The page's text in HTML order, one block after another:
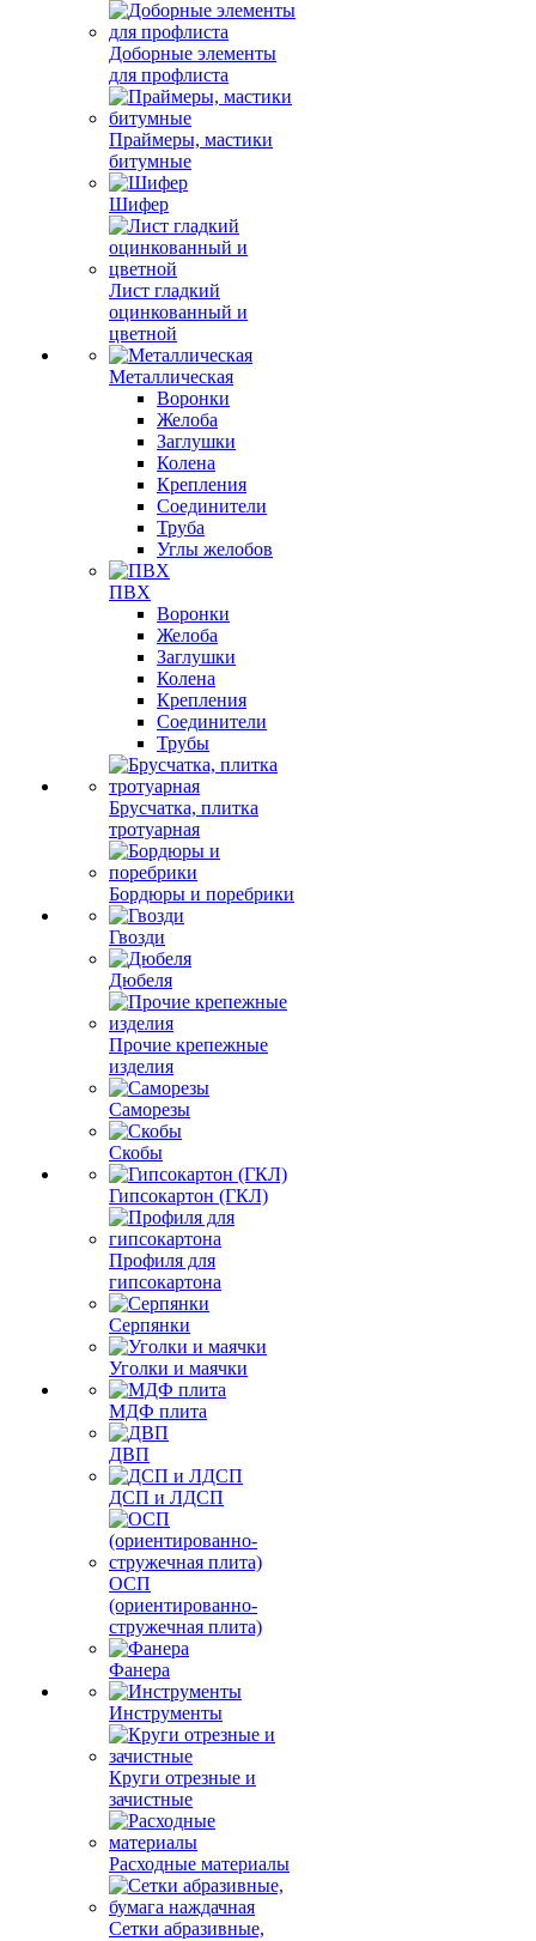
Доборные элементы
для профлиста
Праймеры, мастики
битумные
Шифер
Лист гладкий
оцинкованный и
цветной
Металлическая
Воронки
Желоба
Заглушки
Колена
Крепления
Соединители
Труба
Углы желобов
ПВХ
Воронки
Желоба
Заглушки
Колена
Крепления
Соединители
Трубы
Брусчатка, плитка
тротуарная
Бордюры и поребрики
Гвозди
Дюбеля
Прочие крепежные
изделия
Саморезы
Скобы
Гипсокартон (ГКЛ)
Профиля для
гипсокартона
Серпянки
Уголки и маячки
МДФ плита
ДВП
ДСП и ЛДСП
ОСП
(ориентированно-
стружечная плита)
Фанера
Инструменты
Круги отрезные и
зачистные
Расходные материалы
Сетки абразивные,